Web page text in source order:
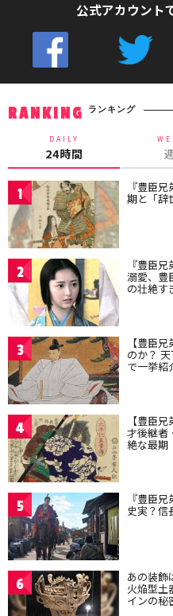
公式アカウント
RANKING ランキング
DAILY
24時間
1 『豊臣
期と「辞
2 『豊臣
溺愛、豊
の壮絶す
3 【豊臣
のか？
で一挙紹
4 【豊臣
才後継者
絶な最期
5 『豊臣
史実？信
6 あの装飾
火焔型土
インの秘